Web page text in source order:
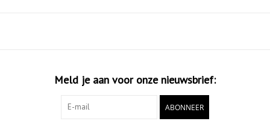
Meld je aan voor onze nieuwsbrief:
ABONNEER